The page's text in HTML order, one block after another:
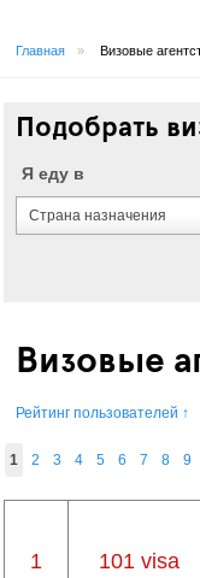
Главная » Визовые
Подобрать
Я еду в
Страна назначения
Визовые
Рейтинг пользователей ↑
1 2 3 4 5 6 7 8 9
1 101 visa